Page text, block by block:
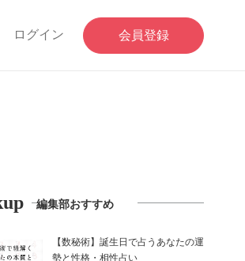
ログイン 会員登録
編集部おすすめ
【数秘術】誕生日で占うあなたの運
勢と性格・相性占い